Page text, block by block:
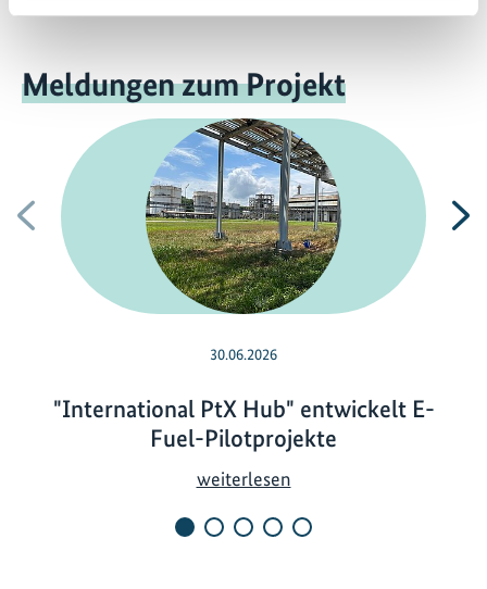
Meldungen zum Projekt
Vorherige
30.06.2026
"International PtX Hub" entwickelt E-
Fuel-Pilotprojekte
weiterlesen"
n